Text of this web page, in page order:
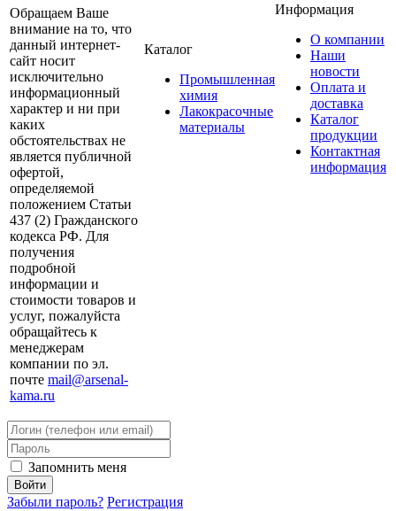
Обращаем Ваше
внимание на то, что
данный интернет-
сайт носит
исключительно
информационный
характер и ни при
каких
обстоятельствах не
является публичной
офертой,
определяемой
положением Статьи
437 (2) Гражданского
кодекса РФ. Для
получения
подробной
информации и
стоимости товаров и
услуг, пожалуйста
обращайтесь к
менеджерам
компании по эл.
почте mail@arsenal-
kama.ru
Каталог
Промышленная
химия
Лакокрасочные
материалы
Информация
О компании
Наши
новости
Оплата и
доставка
Каталог
продукции
Контактная
информация
Запомнить меня
Забыли пароль? Регистрация